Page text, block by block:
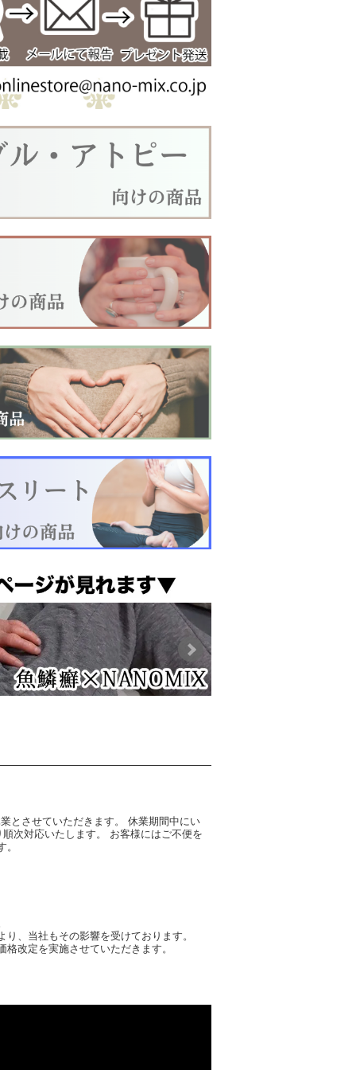
とさせていただきます。 休業期間中にい
次対応いたします。 お客様にはご不便を
、当社もその影響を受けております。
改定を実施させていただきます。